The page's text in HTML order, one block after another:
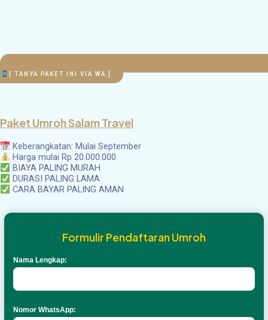
[ TANYA PAKET INI VIA WA ]
Paket Umroh Salam Travel
Keberangkatan: Mulai September
Harga mulai Rp 20.000.000
BIAYA PALING MURAH
DURASI PALING LAMA
CARA BAYAR PALING AMAN
Formulir Pendaftaran Umroh
Nama Lengkap:
Nomor WhatsApp: